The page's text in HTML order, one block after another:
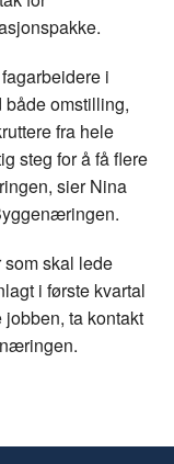
i
både omstilling,
fra hele
steg for å få flere
sier Nina
som skal lede
i første kvartal
ta kontakt